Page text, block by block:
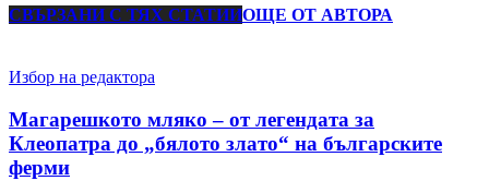
СВЪРЗАНИ С ТЯХ СТАТИИОЩЕ ОТ АВТОРА
Избор на редактора
Магарешкото мляко – от легендата за
Клеопатра до „бялото злато“ на българските
ферми